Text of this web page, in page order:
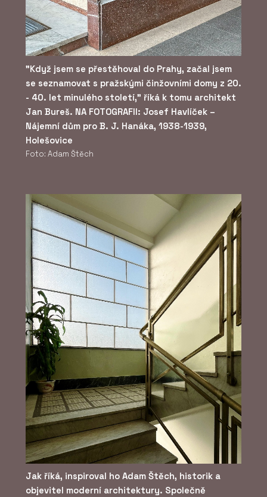
"Když jsem se přestěhoval do Prahy, začal jsem
se seznamovat s pražskými činžovními domy z 20.
- 40. let minulého století," říká k tomu architekt
Jan Bureš. NA FOTOGRAFII: Josef Havlíček –
Nájemní dům pro B. J. Hanáka, 1938-1939,
Holešovice
Foto: Adam Štěch
Jak říká, inspiroval ho Adam Štěch, historik a
objevitel moderní architektury. Společně